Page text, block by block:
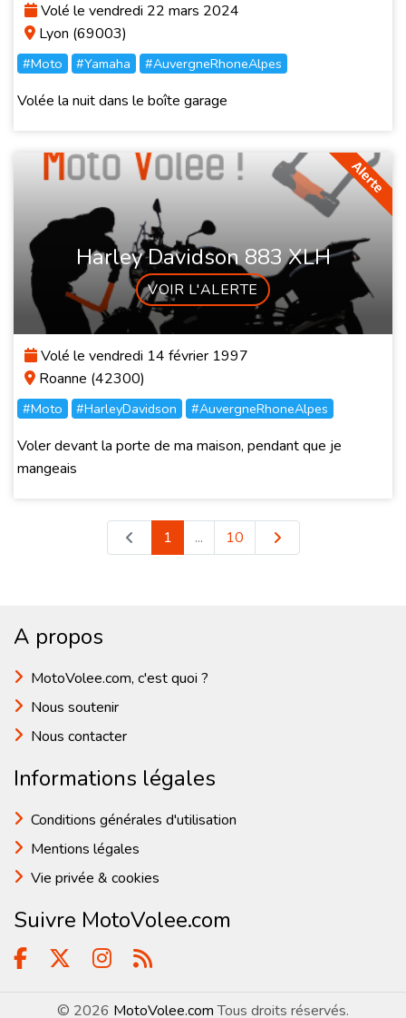
Volé le vendredi 22 mars 2024
Lyon (69003)
#Moto #Yamaha #AuvergneRhoneAlpes
Volée la nuit dans le boîte garage
Harley Davidson 883 XLH
VOIR L'ALERTE
Volé le vendredi 14 février 1997
Roanne (42300)
#Moto #HarleyDavidson #AuvergneRhoneAlpes
Voler devant la porte de ma maison, pendant que je
mangeais
1 ... 10
A propos
MotoVolee.com, c'est quoi ?
Nous soutenir
Nous contacter
Informations légales
Conditions générales d'utilisation
Mentions légales
Vie privée & cookies
Suivre MotoVolee.com
© 2026 MotoVolee.comTous droits réservés.